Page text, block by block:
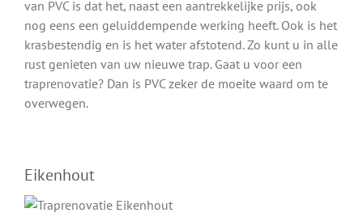
van PVC is dat het, naast een aantrekkelijke prijs, ook
nog eens een geluiddempende werking heeft. Ook is het
krasbestendig en is het water afstotend. Zo kunt u in alle
rust genieten van uw nieuwe trap. Gaat u voor een
traprenovatie? Dan is PVC zeker de moeite waard om te
overwegen.
Eikenhout